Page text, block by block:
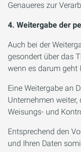
Genaueres zur
4. Weitergabe der
Auch bei der
gesondert über das
wenn es darum geht
Eine Weitergabe an
Unternehmen
Weisungs- und
Entsprechend den
und Ihren Daten